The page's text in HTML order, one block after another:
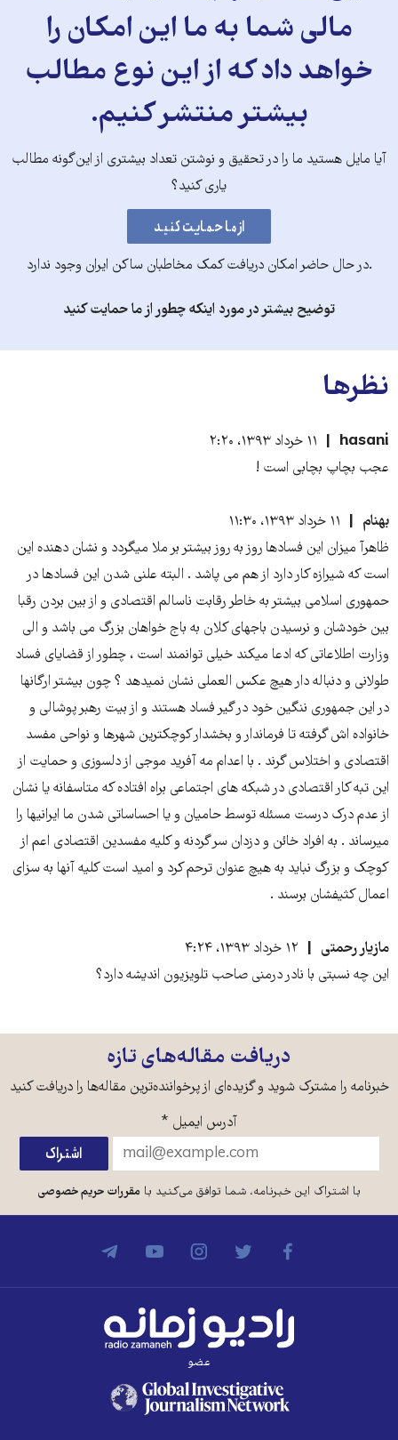
مالی شما به ما این امکان را
خواهد داد که از این نوع مطالب
بیشتر منتشر کنیم.
آیا مایل هستید ما را در تحقیق و نوشتن تعداد بیشتری از این‌گونه مطالب
یاری کنید؟
.در حال حاضر امکان دریافت کمک مخاطبان ساکن ایران وجود ندارد
توضیح بیشتر در مورد اینکه چطور از ما حمایت کنید
نظرها
hasani
۱۱ خرداد ۱۳۹۳، ۲:۲۰
عجب بچاپ بچابی است !
بهنام
۱۱ خرداد ۱۳۹۳، ۱۱:۳۰
ظاهرآ میزان این فسادها روز به روز بیشتر بر ملا میگردد و نشان دهنده این
است که شیرازه کار دارد از هم می پاشد . البته علنی شدن این فسادها در
حمهوری اسلامی بیشتر به خاطر رقابت ناسالم اقتصادی و از بین بردن رقبا
بین خودشان و نرسیدن باجهای کلان به باج خواهان بزرگ می باشد و الی
وزارت اطلاعاتی که ادعا میکند خیلی توانمند است ، چطور از قضایای فساد
طولانی و دنباله دار هیچ عکس العملی نشان نمیدهد ؟ چون بیشتر ارگانها
در این جمهوری ننگین خود در گیر فساد هستند و از بیت رهبر پوشالی و
خانواده اش گرفته تا فرماندار و بخشدار کوچکترین شهرها و نواحی مفسد
اقتصادی و اختلاس گرند . با اعدام مه آفرید موجی از دلسوزی و حمایت از
این تبه کار اقتصادی در شبکه های اجتماعی براه افتاده که متاسفانه یا نشان
از عدم درک درست مسئله توسط حامیان و یا احساساتی شدن ما ایرانیها را
میرساند . به افراد خائن و دزدان سر گردنه و کلیه مفسدین اقتصادی اعم از
کوچک و بزرگ نباید به هیچ عنوان ترحم کرد و امید است کلیه آنها به سزای
اعمال کثیفشان برسند .
مازیار رحمتی
۱۲ خرداد ۱۳۹۳، ۴:۲۴
این چه نسبتی با نادر درمنی صاحب تلویزیون اندیشه دارد؟
دریافت مقاله‌های تازه
خبرنامه را مشترک شوید و گزیده‌ای از پرخواننده‌ترین مقاله‌ها را دریافت کنید
آدرس ایمیل *
با اشتراک این خبرنامه، شما توافق می‌کنید بامقررات حریم خصوصی
عضو